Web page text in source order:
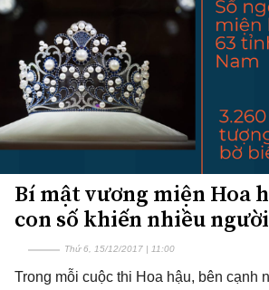
Bí mật vương miện Hoa
con số khiến nhiều
Thứ 6, 15/12/2017 | 11:00
Trong mỗi cuộc thi Hoa hậu, bên cạnh